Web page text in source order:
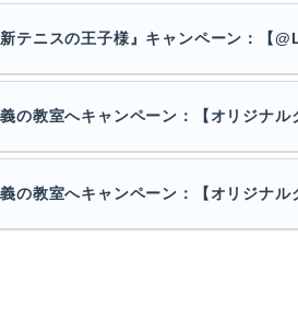
テニスの王子様』キャンペーン：【
の教室へキャンペーン：【オリジナ
の教室へキャンペーン：【オリジナ